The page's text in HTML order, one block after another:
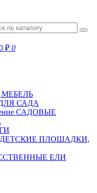
₽ 0
САДА
САДОВЫЕ
ДЕТСКИЕ ПЛОЩАДКИ,
ЕЛИ